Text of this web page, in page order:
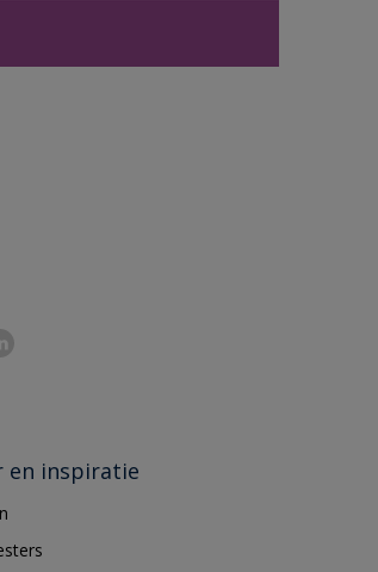
en inspiratie